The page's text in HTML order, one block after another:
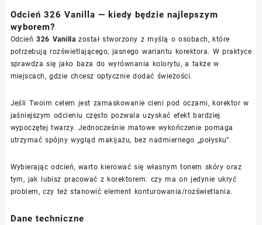
Odcień 326 Vanilla — kiedy będzie najlepszym
wyborem?
Odcień326 Vanilla został stworzony z myślą o osobach, które
potrzebują rozświetlającego, jasnego wariantu korektora. W praktyce
sprawdza się jako baza do wyrównania kolorytu, a także w
miejscach, gdzie chcesz optycznie dodać świeżości.
Jeśli Twoim celem jest zamaskowanie cieni pod oczami, korektor w
jaśniejszym odcieniu często pozwala uzyskać efekt bardziej
wypoczętej twarzy. Jednocześnie matowe wykończenie pomaga
utrzymać spójny wygląd makijażu, bez nadmiernego „połysku”.
Wybierając odcień, warto kierować się własnym tonem skóry oraz
tym, jak lubisz pracować z korektorem: czy ma on jedynie ukryć
problem, czy też stanowić element konturowania/rozświetlania.
Dane techniczne